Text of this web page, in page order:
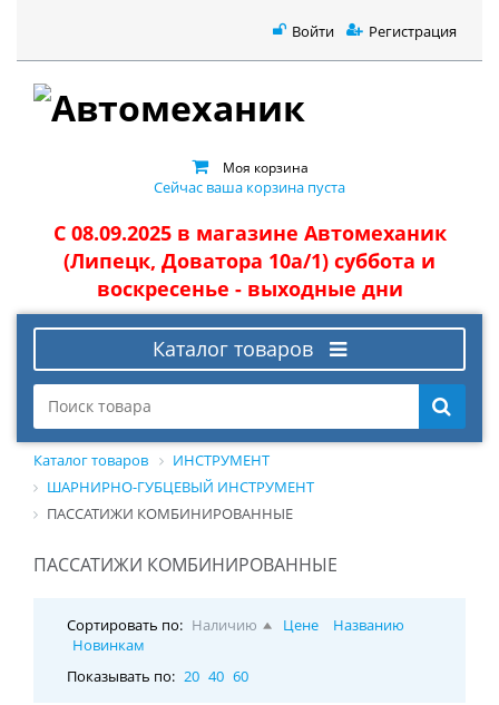
Войти Регистрация
Моя корзина
Сейчас ваша корзина пуста
С 08.09.2025 в магазине Автомеханик
(Липецк, Доватора 10а/1) суббота и
воскресенье - выходные дни
Каталог товаров
Каталог товаров
ИНСТРУМЕНТ
ШАРНИРНО-ГУБЦЕВЫЙ ИНСТРУМЕНТ
ПАССАТИЖИ КОМБИНИРОВАННЫЕ
ПАССАТИЖИ КОМБИНИРОВАННЫЕ
Сортировать по: Наличию Цене
Названию
Новинкам
Показывать по: 20 40 60